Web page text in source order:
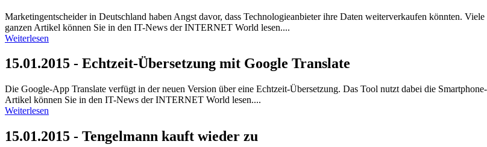
Marketingentscheider in Deutschland haben Angst davor, dass Technologieanbieter ihre Daten weiterverkaufen könnten.
ganzen Artikel können Sie in den IT-News der INTERNET World lesen....
Weiterlesen
15.01.2015 - Echtzeit-Übersetzung mit Google Translate
Die Google-App Translate verfügt in der neuen Version über eine Echtzeit-Übersetzung. Das Tool nutzt dabei die
Artikel können Sie in den IT-News der INTERNET World lesen....
Weiterlesen
15.01.2015 - Tengelmann kauft wieder zu